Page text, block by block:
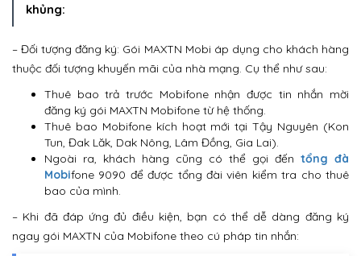
khủng:
– Đối tượng đăng ký: Gói MAXTN Mobi áp dụng cho khách hàng
thuộc đối tượng khuyến mãi của nhà mạng. Cụ thể như sau:
Thuê bao trả trước Mobifone nhận được tin nhắn mời
đăng ký gói MAXTN Mobifone từ hệ thống.
Thuê bao Mobifone kích hoạt mới tại Tậy Nguyên (Kon
Tun, Đak Lăk, Dak Nông, Lâm Đồng, Gia Lai).
Ngoài ra, khách hàng cũng có thể gọi đến tổng đà
Mobifone 9090 để được tổng đài viên kiểm tra cho thuê
bao của mình.
– Khi đã đáp ứng đủ điều kiện, bạn có thể dễ dàng đăng ký
ngay gói MAXTN của Mobifone theo cú pháp tin nhắn: